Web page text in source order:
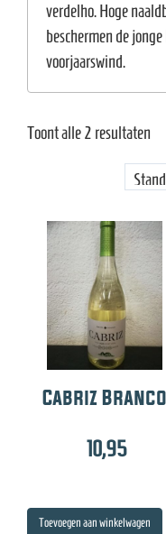
verdelho. Hoge
beschermen de
voorjaarswind.
Toont alle 2 resultaten
Cabriz Branco
10,95
Toevoegen aan winkelwagen